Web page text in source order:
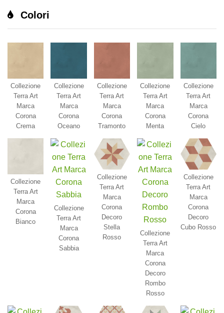
Colori
Collezione
Terra Art
Marca
Corona
Crema
Collezione
Terra Art
Marca
Corona
Oceano
Collezione
Terra Art
Marca
Corona
Tramonto
Collezione
Terra Art
Marca
Corona
Menta
Collezione
Terra Art
Marca
Corona
Cielo
Collezione
Terra Art
Marca
Corona
Bianco
Collezione
Terra Art
Marca
Corona
Sabbia
Collezione
Terra Art
Marca
Corona
Decoro
Stella
Rosso
Collezione
Terra Art
Marca
Corona
Decoro
Rombo
Rosso
Collezione
Terra Art
Marca
Corona
Decoro
Cubo Rosso